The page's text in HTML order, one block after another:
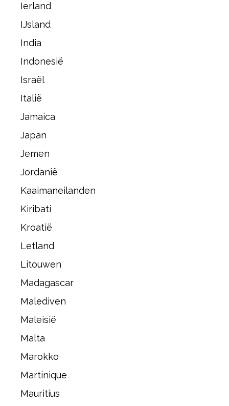
Ierland
IJsland
India
Indonesië
Israël
Italië
Jamaica
Japan
Jemen
Jordanië
Kaaimaneilanden
Kiribati
Kroatië
Letland
Litouwen
Madagascar
Malediven
Maleisië
Malta
Marokko
Martinique
Mauritius